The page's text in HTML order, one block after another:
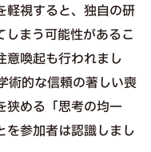
軽視すると、独自の研
まう可能性があるこ
意喚起も行われまし
術的な信頼の著しい喪
狭める「思考の均一
を参加者は認識しまし